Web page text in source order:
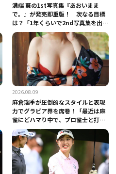
溝端 葵の1st写真集『あおいまま
で。』が発売即重版！ 次なる目標
は？「1年くらいで2nd写真集を出せ
るように頑張りたいです」
2026.08.09
麻倉瑞季が圧倒的なスタイルと表現
力でグラビア界を席巻！「最近は麻
雀にどハマり中で、プロ雀士と打っ
ています」